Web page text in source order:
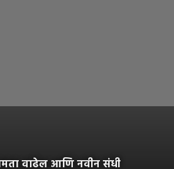
वाढेल आणि नवीन संधी